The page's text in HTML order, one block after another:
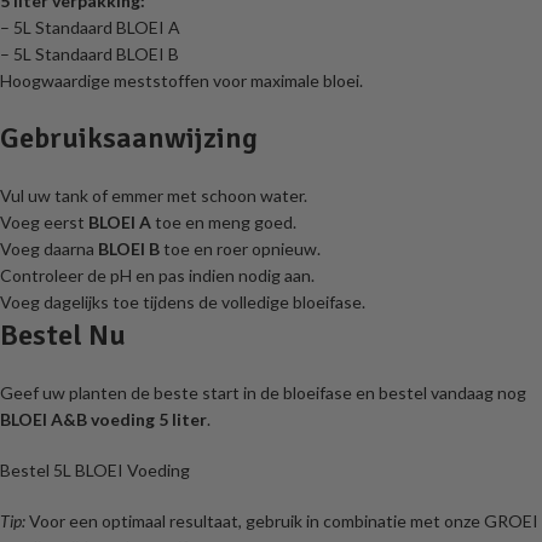
– 5L Standaard BLOEI A
– 5L Standaard BLOEI B
Hoogwaardige meststoffen voor maximale bloei.
Gebruiksaanwijzing
Vul uw tank of emmer met schoon water.
Voeg eerst BLOEI Atoe en meng goed.
Voeg daarna BLOEI Btoe en roer opnieuw.
Controleer de pH en pas indien nodig aan.
Voeg dagelijks toe tijdens de volledige bloeifase.
Bestel Nu
Geef uw planten de beste start in de bloeifase en bestel vandaag nog
BLOEI A&B voeding 5 liter.
Bestel 5L BLOEI Voeding
Tip:Voor een optimaal resultaat, gebruik in combinatie met onze GROEI